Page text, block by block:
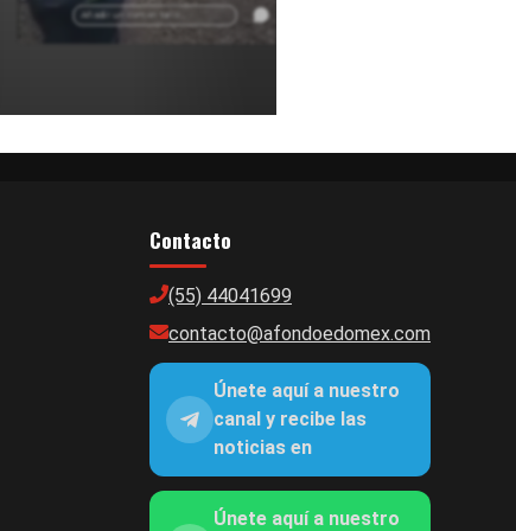
Añadir un comentario ...
Edomex.
Contacto
(55) 44041699
contacto@afondoedomex.com
Únete aquí a nuestro
canal y recibe las
noticias en
Únete aquí a nuestro